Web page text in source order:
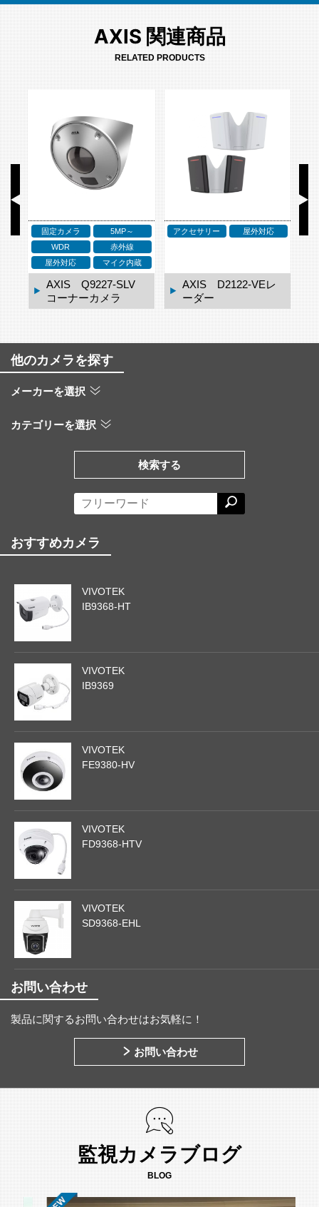
AXIS 関連商品
RELATED PRODUCTS
対応
レ
アクセサリー
ネットワークスピーカー
屋外対応
AXIS D2123-VEレ
ーダー
アクセサリー
AXIS TQ3819-E ウ
ェザーシールド
他のカメラを探す
メーカーを選択
カテゴリーを選択
検索する
おすすめカメラ
VIVOTEK
IB9368-HT
VIVOTEK
IB9369
VIVOTEK
FE9380-HV
VIVOTEK
FD9368-HTV
VIVOTEK
SD9368-EHL
お問い合わせ
製品に関するお問い合わせはお気軽に！
お問い合わせ
監視カメラブログ
BLOG